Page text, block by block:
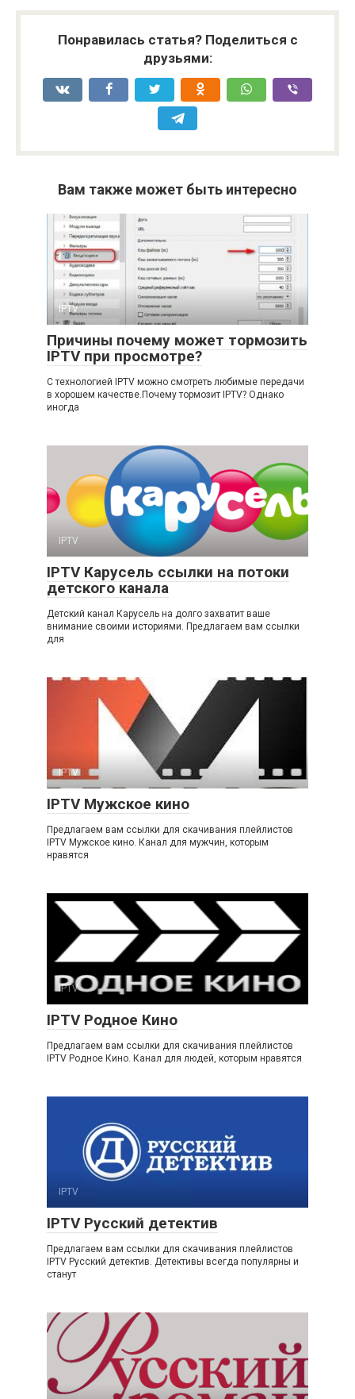
Понравилась статья? Поделиться с
друзьями:
Вам также может быть интересно
IPTV
Причины почему может тормозить
IPTV при просмотре?
С технологией IPTV можно смотреть любимые передачи
в хорошем качестве.Почему тормозит IPTV? Однако
иногда
IPTV
IPTV Карусель ссылки на потоки
детского канала
Детский канал Карусель на долго захватит ваше
внимание своими историями. Предлагаем вам ссылки
для
IPTV
IPTV Мужское кино
Предлагаем вам ссылки для скачивания плейлистов
IPTV Мужское кино. Канал для мужчин, которым
нравятся
IPTV
IPTV Родное Кино
Предлагаем вам ссылки для скачивания плейлистов
IPTV Родное Кино. Канал для людей, которым нравятся
IPTV
IPTV Русский детектив
Предлагаем вам ссылки для скачивания плейлистов
IPTV Русский детектив. Детективы всегда популярны и
станут